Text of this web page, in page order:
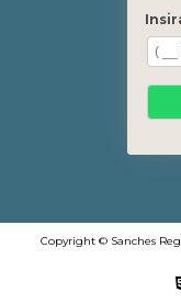
Copyright © Sanches